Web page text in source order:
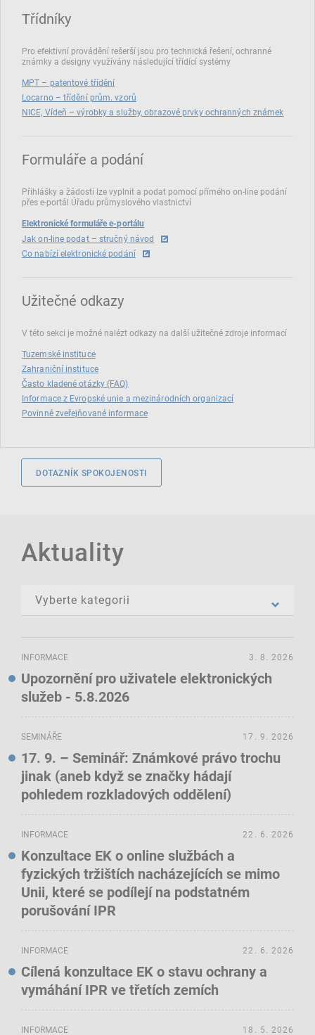
Třídníky
Pro efektivní provádění rešerší jsou pro technická řešení, ochranné
známky a designy využívány následující třídící systémy
MPT – patentové třídění
Locarno – třídění prům. vzorů
NICE, Vídeň – výrobky a služby, obrazové prvky ochranných známek
Formuláře a podání
Přihlášky a žádosti lze vyplnit a podat pomocí přímého on‑line podání
přes e‑portál Úřadu průmyslového vlastnictví
Elektronické formuláře e-portálu
Jak on-line podat – stručný návod
Co nabízí elektronické podání
Užitečné odkazy
V této sekci je možné nalézt odkazy na další užitečné zdroje informací
Tuzemské instituce
Zahraniční instituce
Často kladené otázky (FAQ)
Informace z Evropské unie a mezinárodních organizací
Povinně zveřejňované informace
DOTAZNÍK SPOKOJENOSTI
Aktuality
INFORMACE
Upozornění pro uživatele elektronických
služeb - 5.8.2026
3. 8. 2026
SEMINÁŘE
17. 9. – Seminář: Známkové právo trochu
jinak (aneb když se značky hádají
pohledem rozkladových oddělení)
17. 9. 2026
INFORMACE
Konzultace EK o online službách a
fyzických tržištích nacházejících se mimo
Unii, které se podílejí na podstatném
porušování IPR
22. 6. 2026
INFORMACE
Cílená konzultace EK o stavu ochrany a
vymáhání IPR ve třetích zemích
22. 6. 2026
INFORMACE 18. 5. 2026